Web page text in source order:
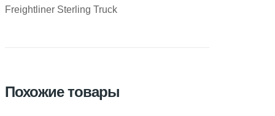
Freightliner Sterling Truck
Похожие товары